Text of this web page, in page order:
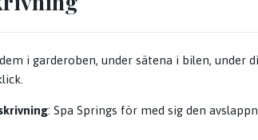
i garderoben, under sätena i bilen, under
: Spa Springs för med sig den